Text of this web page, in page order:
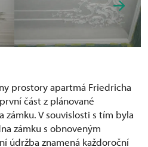
prostory apartmá Friedricha
část z plánované
V souvislosti s tím byla
zámku s obnoveným
údržba znamená každoroční